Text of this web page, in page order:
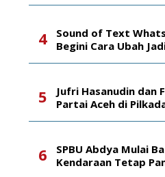
Sound of Text
Begini Cara Ubah
Jufri Hasanudin dan
Partai Aceh di
SPBU Abdya Mulai
Kendaraan Tetap